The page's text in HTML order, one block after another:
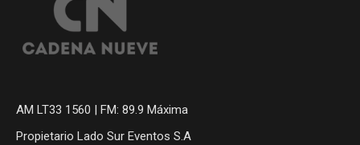
AM LT33 1560 | FM: 89.9 Máxima
Propietario Lado Sur Eventos S.A